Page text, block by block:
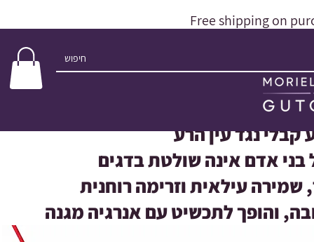
Free shipping on
נגד עין הרע
והופך לתכשיט עם אנרגיה מגנה